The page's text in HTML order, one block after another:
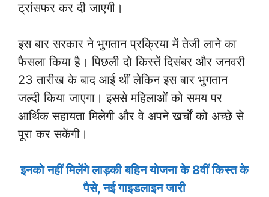
ट्रांसफर कर दी जाएगी।
इस बार सरकार ने भुगतान प्रक्रिया में तेजी लाने का
फैसला किया है। पिछली दो किस्तें दिसंबर और जनवरी
23 तारीख के बाद आई थीं लेकिन इस बार भुगतान
जल्दी किया जाएगा। इससे महिलाओं को समय पर
आर्थिक सहायता मिलेगी और वे अपने खर्चों को अच्छे से
पूरा कर सकेंगी।
इनको नहीं मिलेंगे लाड़की बहिन योजना के 8वीं किस्त के
पैसे, नई गाइडलाइन जारी